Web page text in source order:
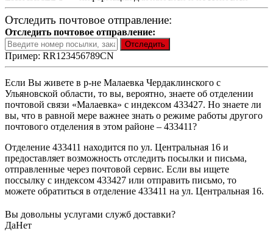
Отследить почтовое отправление:
Отследить почтовое отправление:
Пример: RR123456789CN
Если Вы живете в р-не Малаевка Чердаклинского с
Ульяновской области, то вы, вероятно, знаете об отделении
почтовой связи «Малаевка» с индексом 433427. Но знаете ли
вы, что в равной мере важнее знать о режиме работы другого
почтового отделения в этом районе – 433411?
Отделение 433411 находится по ул. Центральная 16 и
предоставляет возможность отследить посылки и письма,
отправленные через почтовой сервис. Если вы ищете
поссылку с индексом 433427 или отправить письмо, то
можете обратиться в отделение 433411 на ул. Центральная 16.
Вы довольны услугами служб доставки?
ДаНет